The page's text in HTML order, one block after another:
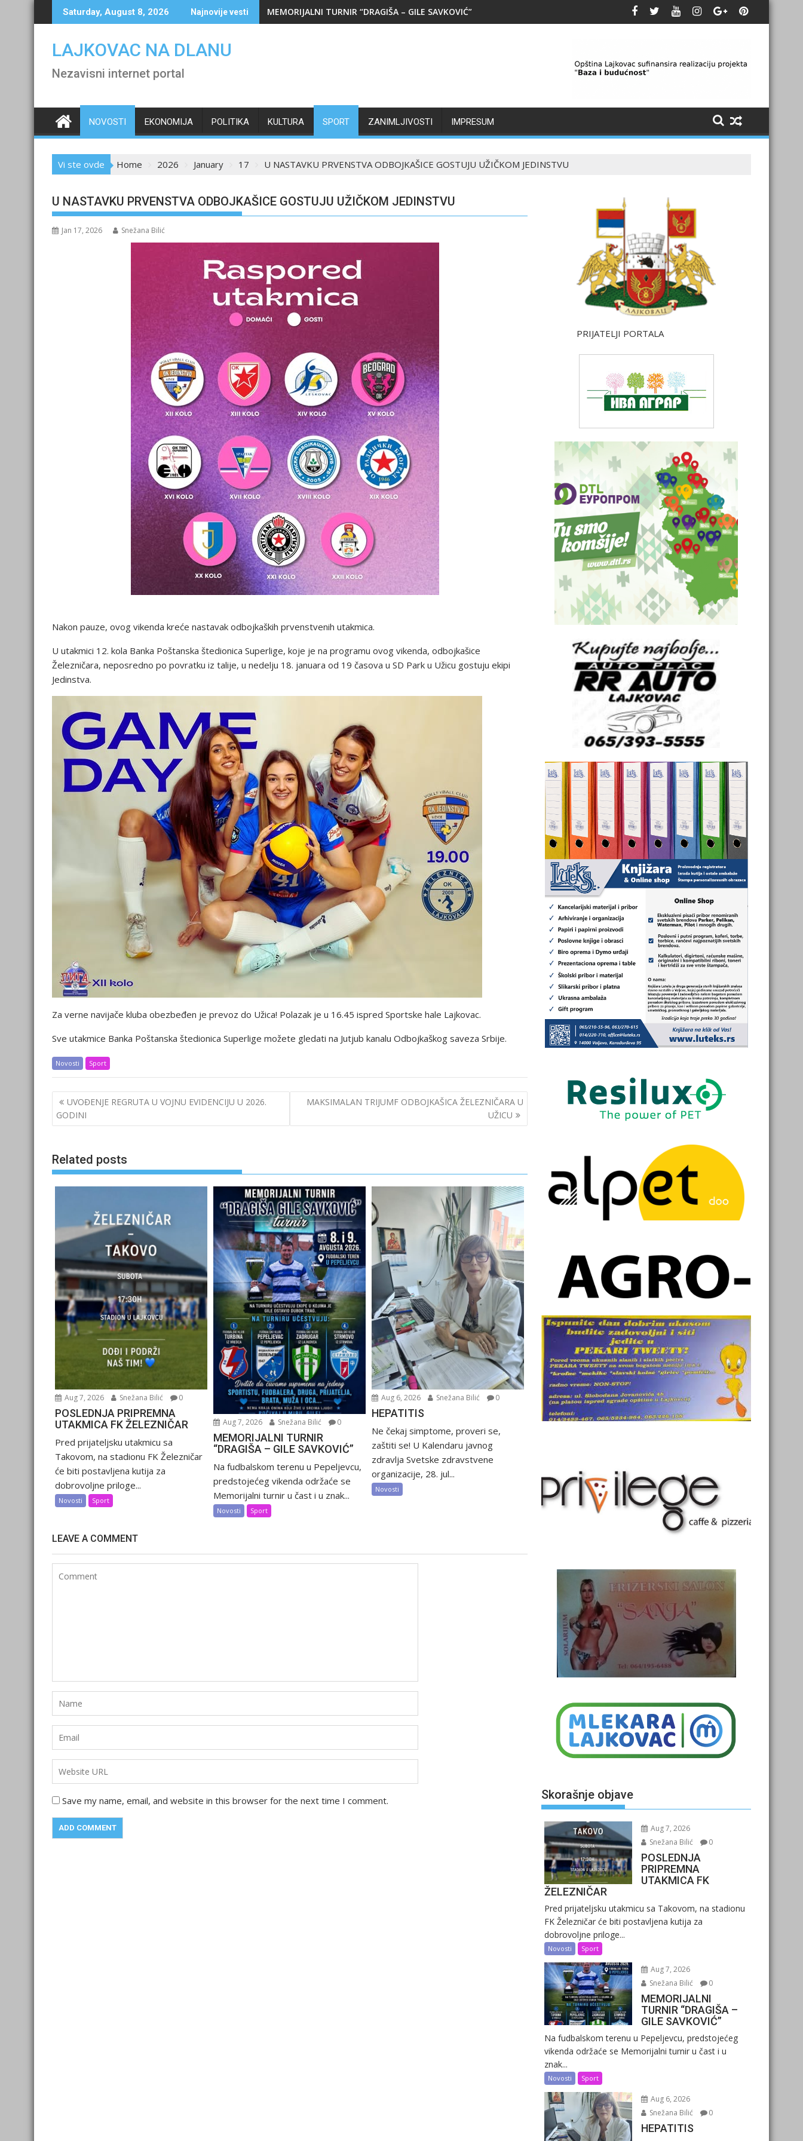
to
Saturday, August 8, 2026 Najnovije vesti MEMORIJALNI TURNIR “DRAGIŠA – GILE SAVKOVIĆ”
LAJKOVAC NA DLANU
Nezavisni internet portal
NOVOSTI EKONOMIJA POLITIKA KULTURA SPORT ZANIMLJIVOSTI IMPRESUM
Vi ste ovde Home 2026 January 17 U NASTAVKU PRVENSTVA ODBOJKAŠICE GOSTUJU UŽIČKOM JEDINSTVU
U NASTAVKU PRVENSTVA ODBOJKAŠICE GOSTUJU UŽIČKOM JEDINSTVU
Jan 17, 2026 Snežana Bilić
Nakon pauze, ovog vikenda kreće nastavak odbojkaških prvenstvenih utakmica.
U utakmici 12. kola Banka Poštanska štedionica Superlige, koje je na programu ovog vikenda, odbojkašice
Železničara, neposredno po povratku iz talije, u nedelju 18. januara od 19 časova u SD Park u Užicu gostuju ekipi
Jedinstva.
Za verne navijače kluba obezbeđen je prevoz do Užica! Polazak je u 16.45 ispred Sportske hale Lajkovac.
Sve utakmice Banka Poštanska štedionica Superlige možete gledati na Jutjub kanalu Odbojkaškog saveza Srbije.
Novosti Sport
Post
navigation
UVOĐENJE REGRUTA U VOJNU EVIDENCIJU U 2026.
GODINI
MAKSIMALAN TRIJUMF ODBOJKAŠICA ŽELEZNIČARA U
UŽICU
Related posts
Aug 7, 2026 Snežana Bilić 0
POSLEDNJA PRIPREMNA
UTAKMICA FK ŽELEZNIČAR
Pred prijateljsku utakmicu sa
Takovom, na stadionu FK Železničar
će biti postavljena kutija za
dobrovoljne priloge...
Novosti Sport
Aug 7, 2026 Snežana Bilić 0
MEMORIJALNI TURNIR
“DRAGIŠA – GILE SAVKOVIĆ”
Na fudbalskom terenu u Pepeljevcu,
predstojećeg vikenda održaće se
Memorijalni turnir u čast i u znak...
Novosti Sport
Aug 6, 2026 Snežana Bilić 0
HEPATITIS
Ne čekaj simptome, proveri se,
zaštiti se! U Kalendaru javnog
zdravlja Svetske zdravstvene
organizacije, 28. jul...
Novosti
LEAVE A COMMENT
Save my name, email, and website in this browser for the next time I comment.
PRIJATELJI PORTALA
Skorašnje objave
Aug 7, 2026
Snežana Bilić
0
POSLEDNJA
PRIPREMNA
UTAKMICA FK
ŽELEZNIČAR
Pred prijateljsku utakmicu sa Takovom, na stadionu
FK Železničar će biti postavljena kutija za
dobrovoljne priloge...
Novosti Sport
Aug 7, 2026
Snežana Bilić
0
MEMORIJALNI
TURNIR “DRAGIŠA –
GILE SAVKOVIĆ”
Na fudbalskom terenu u Pepeljevcu, predstojećeg
vikenda održaće se Memorijalni turnir u čast i u
znak...
Novosti Sport
Aug 6, 2026
Snežana Bilić
0
HEPATITIS